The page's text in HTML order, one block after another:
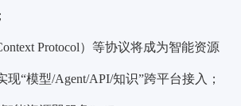
Protocol）等协议将成为智能资源
现“模型/Agent/API/知识”跨平台接入；